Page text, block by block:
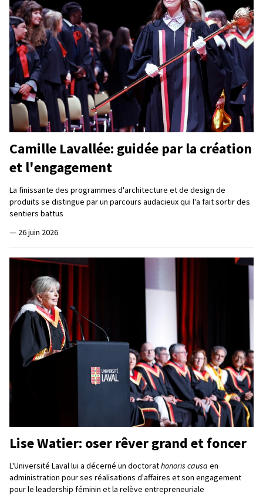
Camille Lavallée: guidée par la création
et l'engagement
La finissante des programmes d'architecture et de design de
produits se distingue par un parcours audacieux qui l'a fait sortir des
sentiers battus
— 26 juin 2026
Lise Watier: oser rêver grand et foncer
L'Université Laval lui a décerné un doctorathonoris causa en
administration pour ses réalisations d'affaires et son engagement
pour le leadership féminin et la relève entrepreneuriale